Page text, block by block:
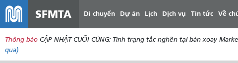
SFMTA Di chuyển Dự án Lịch Dịch vụ Tin tức Về
Thông báo CẬP NHẬT CUỐI CÙNG: Tình trạng tắc nghẽn tại bàn xoay
qua)